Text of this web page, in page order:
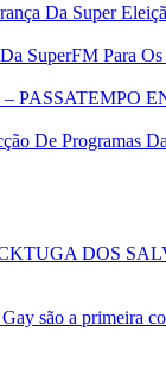
Da Super
SuperFM Para
– PASSATEMPO
De Programas
DOS
são a primeira